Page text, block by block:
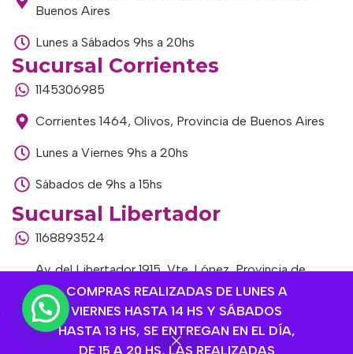
COMPRAS REALIZADAS DE LUNES A
VIERNES HASTA 14 HS Y SÁBADOS
HASTA 13 HS, SE ENTREGAN EN EL DÍA,
DE 15 A 20 HS, LAS REALIZADAS
Buenos Aires
Lunes a Sábados 9hs a 20hs
Sucursal Corrientes
1145306985
Corrientes 1464, Olivos, Provincia de Buenos Aires
Lunes a Viernes 9hs a 20hs
Sábados de 9hs a 15hs
Sucursal Libertador
1168893524
Av. del Libertador 1915, Vte. López, Provincia de
Buenos Aires
Lunes a Viernes de 9hs a 13hs / 16hs a 20hs